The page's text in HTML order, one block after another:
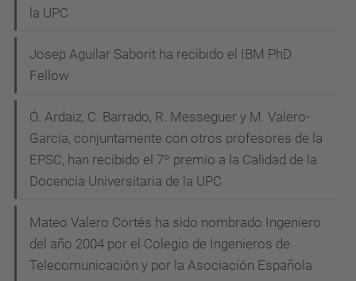
la UPC
Josep Aguilar Saborit ha recibido el IBM PhD
Fellow
Ó. Ardaiz, C. Barrado, R. Messeguer y M. Valero-
García, conjuntamente con otros profesores de la
EPSC, han recibido el 7º premio a la Calidad de la
Docencia Universitaria de la UPC
Mateo Valero Cortés ha sido nombrado Ingeniero
del año 2004 por el Colegio de Ingenieros de
Telecomunicación y por la Asociación Española